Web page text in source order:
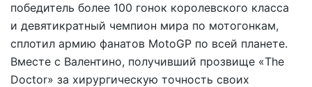
победитель более 100 гонок королевского класса
и девятикратный чемпион мира по мотогонкам,
сплотил армию фанатов MotoGP по всей планете.
Вместе с Валентино, получивший прозвище «The
Doctor» за хирургическую точность своих